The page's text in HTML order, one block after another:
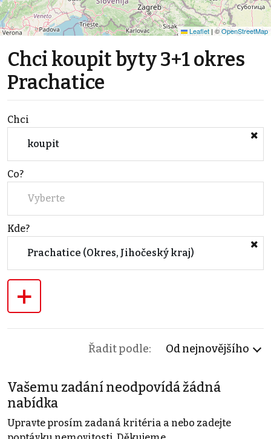
Leaflet | ©OpenStreetMap
Chci koupit byty 3+1 okres
Prachatice
Chci
koupit
Co?
Vyberte
Kde?
Prachatice (Okres, Jihočeský kraj)
+
Řadit podle: Od nejnovějšího
Vašemu zadání neodpovídá žádná
nabídka
Upravte prosím zadaná kritéria a nebo zadejte